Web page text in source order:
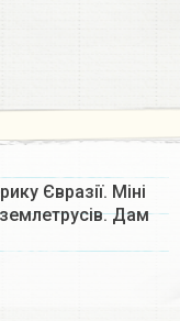
Євразії. Міні
Дам